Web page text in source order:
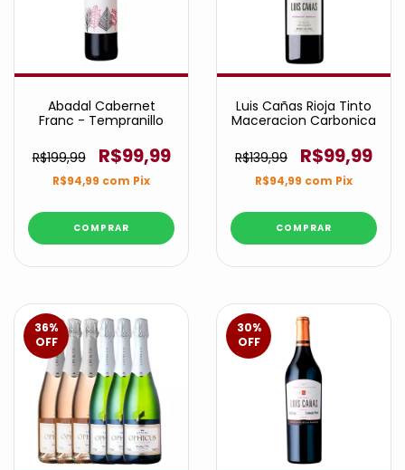
Abadal Cabernet
Franc - Tempranillo
R$199,99 R$99,99
R$94,99 com Pix
Luis Cañas Rioja Tinto
Maceracion Carbonica
R$139,99 R$99,99
R$94,99 com Pix
36%
OFF
30%
OFF